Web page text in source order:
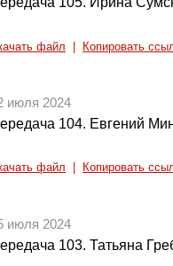
файл Копировать
июля 2024
104. Евгений
файл Копировать
июля 2024
103. Татьяна